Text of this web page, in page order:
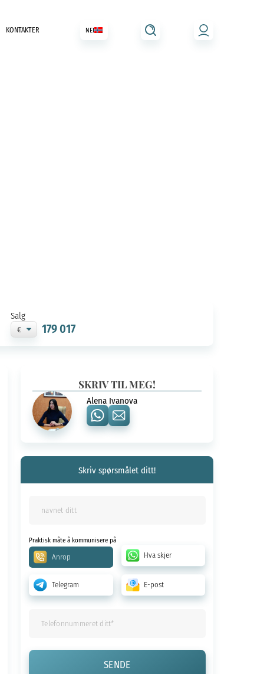
KONTAKTER NEI
Salg
179 017
SKRIV TIL MEG!
Alena Ivanova
Skriv spørsmålet ditt!
Praktisk måte å kommunisere på
Anrop Hva skjer
Telegram E-post